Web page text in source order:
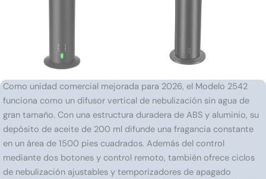
Como unidad comercial mejorada para 2026, el Modelo 2542
funciona como un difusor vertical de nebulización sin agua de
gran tamaño. Con una estructura duradera de ABS y aluminio, su
depósito de aceite de 200 ml difunde una fragancia constante
en un área de 1500 pies cuadrados. Además del control
mediante dos botones y control remoto, también ofrece ciclos
de nebulización ajustables y temporizadores de apagado